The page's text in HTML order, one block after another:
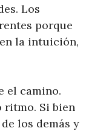
Los
porque
la intuición,
el camino.
ritmo. Si bien
los demás y